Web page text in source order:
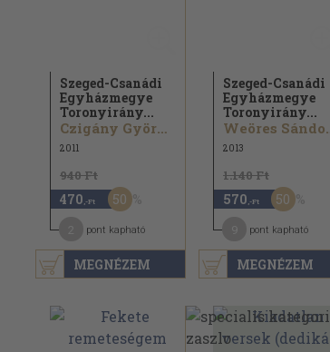
MEGNÉZEM
Szeged-Csanádi
Egyházmegye
Toronyirány...
Czigány György...
2011
940 Ft
470 ,-Ft 50
pont kapható
MEGNÉZEM
Szeged-Csanádi
Egyházmegye
Toronyirány...
2013
1.140 Ft
570 ,-Ft 50
pont kapható